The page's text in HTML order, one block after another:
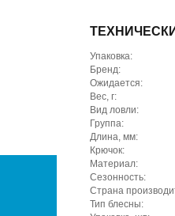
Упаковка:
Бренд:
Ожидается:
Вес, г:
Вид ловли:
Группа:
Длина, мм:
Крючок:
Материал:
Сезонность:
Страна
Тип блесны: